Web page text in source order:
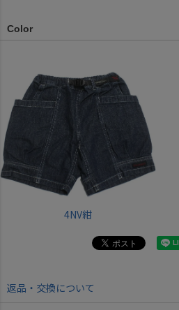
Color
4NV紺
返品・交換について